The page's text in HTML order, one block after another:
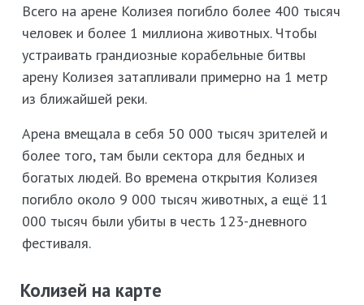
Всего на арене Колизея погибло более 400 тысяч
человек и более 1 миллиона животных. Чтобы
устраивать грандиозные корабельные битвы
арену Колизея затапливали примерно на 1 метр
из ближайшей реки.
Арена вмещала в себя 50 000 тысяч зрителей и
более того, там были сектора для бедных и
богатых людей. Во времена открытия Колизея
погибло около 9 000 тысяч животных, а ещё 11
000 тысяч были убиты в честь 123-дневного
фестиваля.
Колизей на карте